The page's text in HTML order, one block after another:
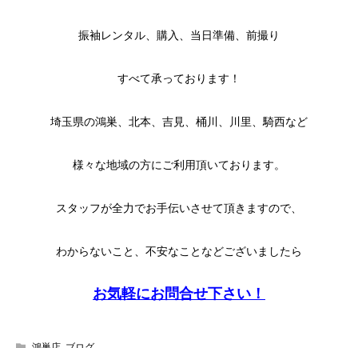
振袖レンタル、購入、当日準備、前撮り
すべて承っております！
埼玉県の鴻巣、北本、吉見、桶川、川里、騎西など
様々な地域の方にご利用頂いております。
スタッフが全力でお手伝いさせて頂きますので、
わからないこと、不安なことなどございましたら
お気軽にお問合せ下さい！